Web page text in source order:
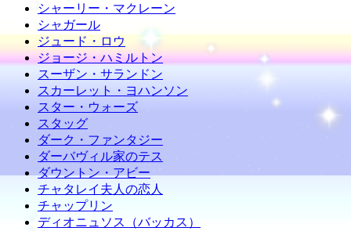
シャーリー・マクレーン
シャガール
ジュード・ロウ
ジョージ・ハミルトン
スーザン・サランドン
スカーレット・ヨハンソン
スター・ウォーズ
スタッグ
ダーク・ファンタジー
ダーバヴィル家のテス
ダウントン・アビー
チャタレイ夫人の恋人
チャップリン
ディオニュソス（バッカス）